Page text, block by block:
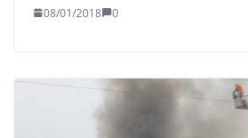
08/01/2018 0